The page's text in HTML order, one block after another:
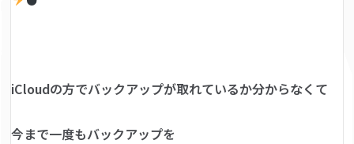
iCloudの方でバックアップが取れているか分からなくて
今まで一度もバックアップを